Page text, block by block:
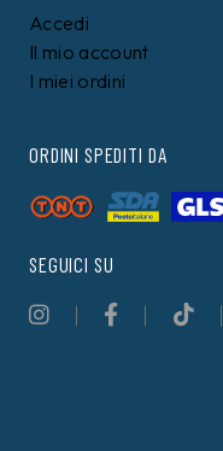
Accedi
Il mio account
I miei ordini
ORDINI SPEDITI DA
SEGUICI SU